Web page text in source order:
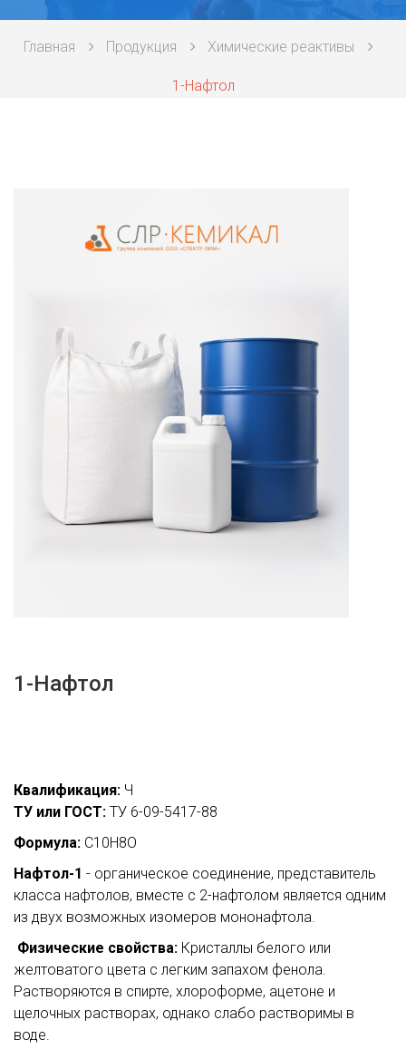
Стандарт-титры
Главная Продукция Химические реактивы
1-Нафтол
1-Нафтол
Квалификация: Ч
ТУ или ГОСТ: ТУ 6-09-5417-88
Формула: C10H8O
Нафтол-1 - органическое соединение, представитель
класса нафтолов, вместе с 2-нафтолом является одним
из двух возможных изомеров мононафтола.
Физические свойства: Кристаллы белого или
желтоватого цвета с легким запахом фенола.
Растворяются в спирте, хлороформе, ацетоне и
щелочных растворах, однако слабо растворимы в
воде.